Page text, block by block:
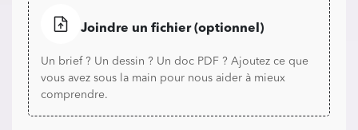
Joindre un fichier (optionnel)
Un brief ? Un dessin ? Un doc PDF ? Ajoutez ce que
vous avez sous la main pour nous aider à mieux
comprendre.